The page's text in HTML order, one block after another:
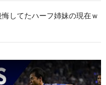
してたハーフ姉妹の現在ｗ